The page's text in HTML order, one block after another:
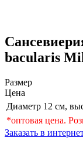
bacularis
Размер
Цена
Диаметр 12 см,
*оптовая цена.
Заказать в